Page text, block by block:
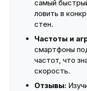
самый
ловить в
стен.
Частоты и
смартфоны
частот, что
скорость.
Отзывы: